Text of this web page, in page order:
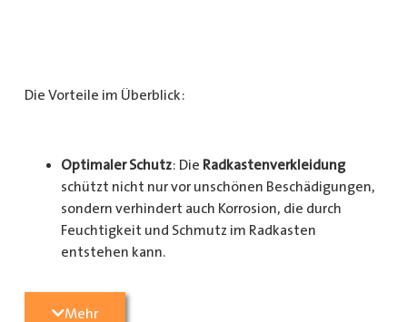
Die Vorteile im Überblick:
Optimaler Schutz: Die Radkastenverkleidung
schützt nicht nur vor unschönen Beschädigungen,
sondern verhindert auch Korrosion, die durch
Feuchtigkeit und Schmutz im Radkasten
entstehen kann.
Langlebigkeit
Mehr